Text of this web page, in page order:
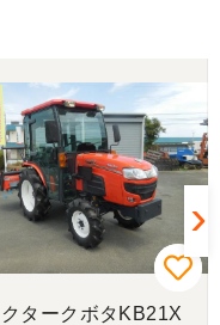
クタークボタKB21X